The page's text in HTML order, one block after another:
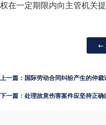
权在一定期限内向主管机关提
←
上一篇：国际劳动合同纠纷产生的仲裁
下一篇：处理故意伤害案件应坚持正